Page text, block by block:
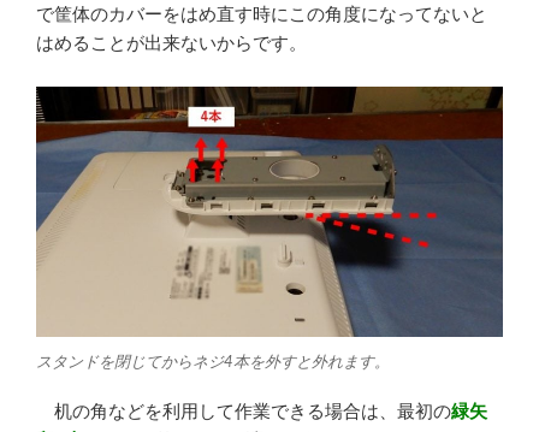
で筐体のカバーをはめ直す時にこの角度になってないと
はめることが出来ないからです。
スタンドを閉じてからネジ4本を外すと外れます。
机の角などを利用して作業できる場合は、最初の緑矢